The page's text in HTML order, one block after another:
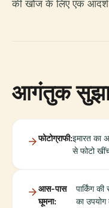
की खोज के लिए एक आदर्श
आगंतुक
फोटोग्राफी:इमारत का
से फोटो
आस-पास
घूमना:
पार्किंग
का